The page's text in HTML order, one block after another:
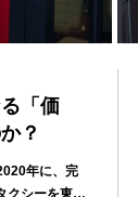
「価
？
年に、完
クシーを東京